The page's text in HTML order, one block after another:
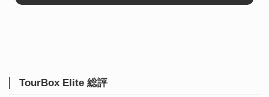
TourBox Elite 総評